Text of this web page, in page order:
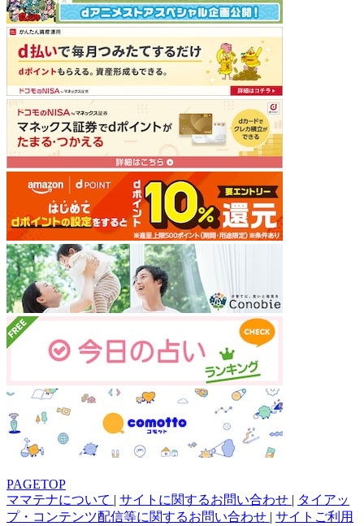
PAGETOP
ママテナについて | サイトに関するお問い合わせ | タイアッ
プ・コンテンツ配信等に関するお問い合わせ | サイトご利用